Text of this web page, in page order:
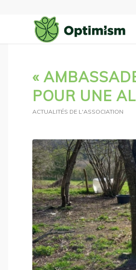
«
POUR UNE
ACTUALITÉS DE L'ASSOCIATION